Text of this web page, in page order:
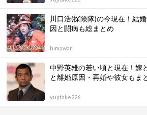
川口浩(探険隊)の今現在！結
因と闘病も総まとめ
himawari
中野英雄の若い頃と現在！嫁
と離婚原因・再婚や彼女もま
yujitake226